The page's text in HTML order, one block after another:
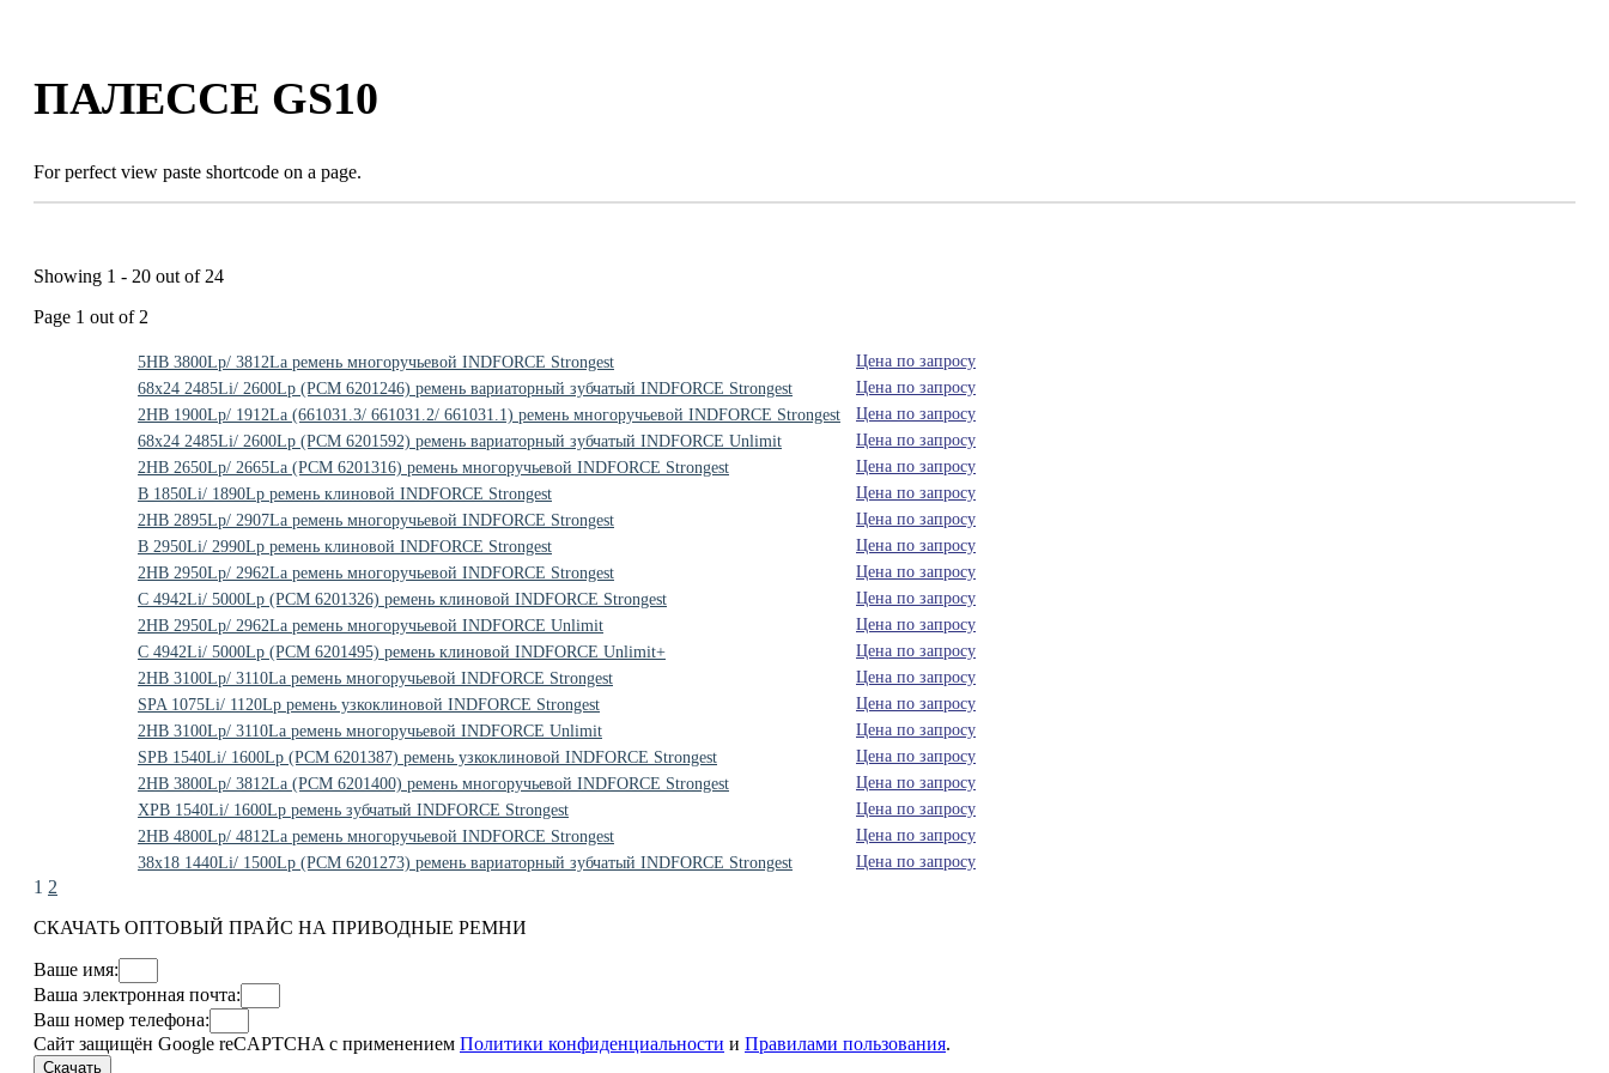
ПАЛЕССЕ GS10
For perfect view paste shortcode on a page.
Showing 1 - 20 out of 24
Page 1 out of 2
5HB 3800Lp/ 3812La ремень многоручьевой INDFORCE Strongest
Цена по запросу
68x24 2485Li/ 2600Lp (PCM 6201246) ремень вариаторный зубчатый INDFORCE Strongest
Цена по запросу
2HB 1900Lp/ 1912La (661031.3/ 661031.2/ 661031.1) ремень многоручьевой INDFORCE Strongest
Цена по запросу
68x24 2485Li/ 2600Lp (PCM 6201592) ремень вариаторный зубчатый INDFORCE Unlimit
Цена по запросу
2HB 2650Lp/ 2665La (PCM 6201316) ремень многоручьевой INDFORCE Strongest
Цена по запросу
B 1850Li/ 1890Lp ремень клиновой INDFORCE Strongest
Цена по запросу
2HB 2895Lp/ 2907La ремень многоручьевой INDFORCE Strongest
Цена по запросу
B 2950Li/ 2990Lp ремень клиновой INDFORCE Strongest
Цена по запросу
2HB 2950Lp/ 2962La ремень многоручьевой INDFORCE Strongest
Цена по запросу
C 4942Li/ 5000Lp (РСМ 6201326) ремень клиновой INDFORCE Strongest
Цена по запросу
2HB 2950Lp/ 2962La ремень многоручьевой INDFORCE Unlimit
Цена по запросу
C 4942Li/ 5000Lp (РСМ 6201495) ремень клиновой INDFORCE Unlimit+
Цена по запросу
2HB 3100Lp/ 3110La ремень многоручьевой INDFORCE Strongest
Цена по запросу
SPA 1075Li/ 1120Lp ремень узкоклиновой INDFORCE Strongest
Цена по запросу
2HB 3100Lp/ 3110La ремень многоручьевой INDFORCE Unlimit
Цена по запросу
SPB 1540Li/ 1600Lp (РСМ 6201387) ремень узкоклиновой INDFORCE Strongest
Цена по запросу
2HB 3800Lp/ 3812La (РСМ 6201400) ремень многоручьевой INDFORCE Strongest
Цена по запросу
XPB 1540Li/ 1600Lp ремень зубчатый INDFORCE Strongest
Цена по запросу
2HB 4800Lp/ 4812La ремень многоручьевой INDFORCE Strongest
Цена по запросу
38x18 1440Li/ 1500Lp (PCM 6201273) ремень вариаторный зубчатый INDFORCE Strongest
Цена по запросу
1 2
СКАЧАТЬ ОПТОВЫЙ ПРАЙС НА ПРИВОДНЫЕ РЕМНИ
Ваше имя:
Ваша электронная почта:
Ваш номер телефона:
Сайт защищён Google reCAPTCHA с применением Политики конфиденциальности и Правилами пользования.
Скачать